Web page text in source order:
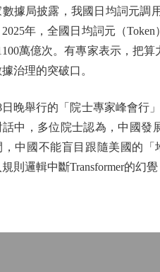
局披露，我國日均詞元調用
年，全國日均詞元（
萬億次。有專家表示，把
治理的突破口。
舉行的「院士專家峰會行」
話中，多位院士認為，中國發
，中國不能盲目跟隨美國的
則邏輯中斷Transformer的幻